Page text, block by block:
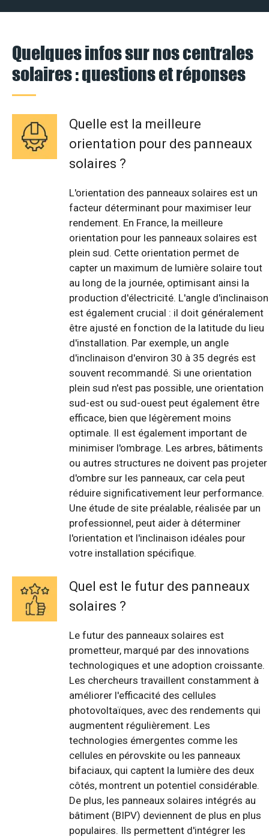
Quelques infos sur nos centrales
solaires : questions et réponses
Quelle est la meilleure
orientation pour des panneaux
solaires ?
L'orientation des panneaux solaires est un
facteur déterminant pour maximiser leur
rendement. En France, la meilleure
orientation pour les panneaux solaires est
plein sud. Cette orientation permet de
capter un maximum de lumière solaire tout
au long de la journée, optimisant ainsi la
production d'électricité. L'angle d'inclinaison
est également crucial : il doit généralement
être ajusté en fonction de la latitude du lieu
d'installation. Par exemple, un angle
d'inclinaison d'environ 30 à 35 degrés est
souvent recommandé. Si une orientation
plein sud n'est pas possible, une orientation
sud-est ou sud-ouest peut également être
efficace, bien que légèrement moins
optimale. Il est également important de
minimiser l'ombrage. Les arbres, bâtiments
ou autres structures ne doivent pas projeter
d'ombre sur les panneaux, car cela peut
réduire significativement leur performance.
Une étude de site préalable, réalisée par un
professionnel, peut aider à déterminer
l'orientation et l'inclinaison idéales pour
votre installation spécifique.
Quel est le futur des panneaux
solaires ?
Le futur des panneaux solaires est
prometteur, marqué par des innovations
technologiques et une adoption croissante.
Les chercheurs travaillent constamment à
améliorer l'efficacité des cellules
photovoltaïques, avec des rendements qui
augmentent régulièrement. Les
technologies émergentes comme les
cellules en pérovskite ou les panneaux
bifaciaux, qui captent la lumière des deux
côtés, montrent un potentiel considérable.
De plus, les panneaux solaires intégrés au
bâtiment (BIPV) deviennent de plus en plus
populaires. Ils permettent d'intégrer les